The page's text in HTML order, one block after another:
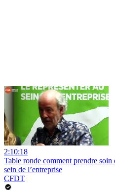
2:10:18
Table ronde comment prendre soin
sein de l’entreprise
CFDT